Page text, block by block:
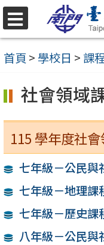
跳
至
主
內
選
單
首頁 > 學校日 > 課
社會領域
115 學年度社
七年級－公民與
七年級－地理課
七年級－歷史課
八年級－公民與